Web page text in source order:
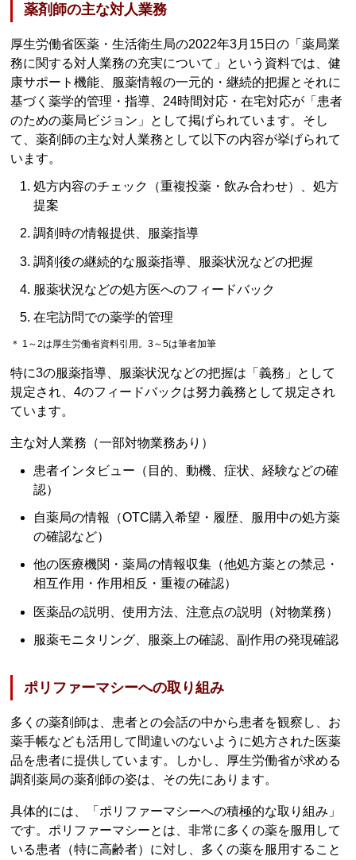
薬剤師の主な対人業務
厚生労働省医薬・生活衛生局の2022年3月15日の「薬局業
務に関する対人業務の充実について」という資料では、健
康サポート機能、服薬情報の一元的・継続的把握とそれに
基づく薬学的管理・指導、24時間対応・在宅対応が「患者
のための薬局ビジョン」として掲げられています。そし
て、薬剤師の主な対人業務として以下の内容が挙げられて
います。
処方内容のチェック（重複投薬・飲み合わせ）、処方
提案
調剤時の情報提供、服薬指導
調剤後の継続的な服薬指導、服薬状況などの把握
服薬状況などの処方医へのフィードバック
在宅訪問での薬学的管理
＊ 1～2は厚生労働省資料引用。3～5は筆者加筆
特に3の服薬指導、服薬状況などの把握は「義務」として
規定され、4のフィードバックは努力義務として規定され
ています。
主な対人業務（一部対物業務あり）
患者インタビュー（目的、動機、症状、経験などの確
認）
自薬局の情報（OTC購入希望・履歴、服用中の処方薬
の確認など）
他の医療機関・薬局の情報収集（他処方薬との禁忌・
相互作用・作用相反・重複の確認）
医薬品の説明、使用方法、注意点の説明（対物業務）
服薬モニタリング、服薬上の確認、副作用の発現確認
ポリファーマシーへの取り組み
多くの薬剤師は、患者との会話の中から患者を観察し、お
薬手帳なども活用して間違いのないように処方された医薬
品を患者に提供しています。しかし、厚生労働省が求める
調剤薬局の薬剤師の姿は、その先にあります。
具体的には、「ポリファーマシーへの積極的な取り組み」
です。ポリファーマシーとは、非常に多くの薬を服用して
いる患者（特に高齢者）に対し、多くの薬を服用すること